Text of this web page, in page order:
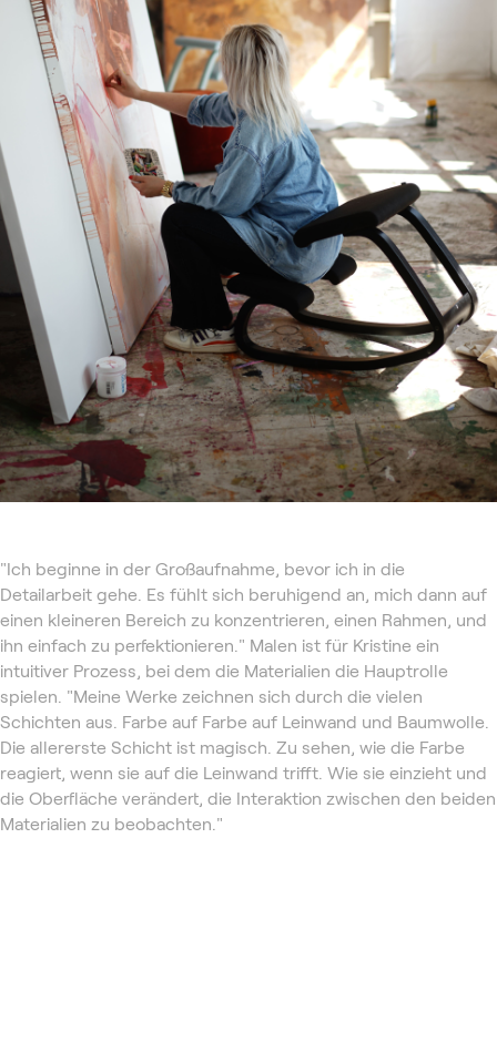
"Ich beginne in der Großaufnahme, bevor ich in die
Detailarbeit gehe. Es fühlt sich beruhigend an, mich dann auf
einen kleineren Bereich zu konzentrieren, einen Rahmen, und
ihn einfach zu perfektionieren." Malen ist für Kristine ein
intuitiver Prozess, bei dem die Materialien die Hauptrolle
spielen. "Meine Werke zeichnen sich durch die vielen
Schichten aus. Farbe auf Farbe auf Leinwand und Baumwolle.
Die allererste Schicht ist magisch. Zu sehen, wie die Farbe
reagiert, wenn sie auf die Leinwand trifft. Wie sie einzieht und
die Oberfläche verändert, die Interaktion zwischen den beiden
Materialien zu beobachten."